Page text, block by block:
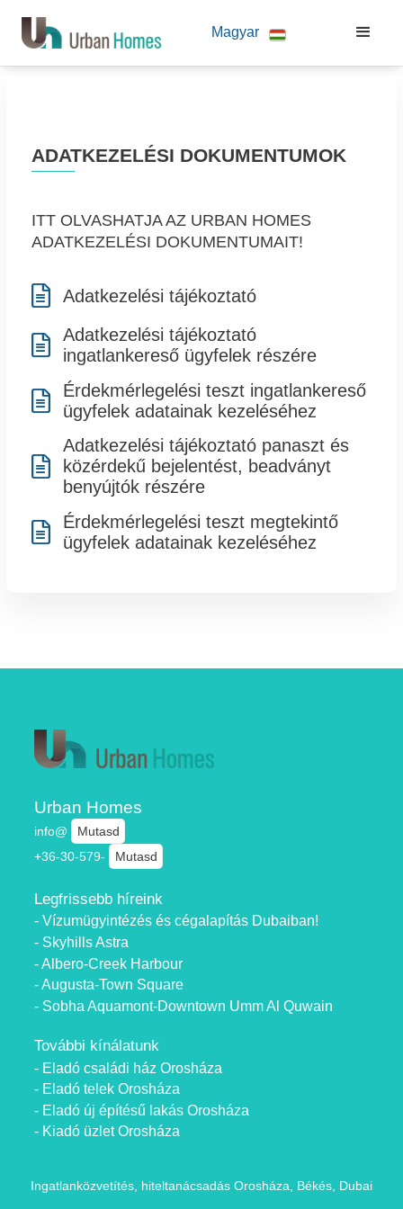
Magyar
ADATKEZELÉSI DOKUMENTUMOK
ITT OLVASHATJA AZ URBAN HOMES
ADATKEZELÉSI DOKUMENTUMAIT!
 Adatkezelési tájékoztató

Adatkezelési tájékoztató
ingatlankereső ügyfelek részére

Érdekmérlegelési teszt ingatlankereső
ügyfelek adatainak kezeléséhez

Adatkezelési tájékoztató panaszt és
közérdekű bejelentést, beadványt
benyújtók részére

Érdekmérlegelési teszt megtekintő
ügyfelek adatainak kezeléséhez
Urban Homes
info@
Mutasd
+36-30-579-
Mutasd
Legfrissebb híreink
- Vízumügyintézés és cégalapítás Dubaiban!
- Skyhills Astra
- Albero-Creek Harbour
- Augusta-Town Square
- Sobha Aquamont-Downtown Umm Al Quwain
További kínálatunk
- Eladó családi ház Orosháza
- Eladó telek Orosháza
- Eladó új építésű lakás Orosháza
- Kiadó üzlet Orosháza
Ingatlanközvetítés, hiteltanácsadás Orosháza, Békés, Dubai